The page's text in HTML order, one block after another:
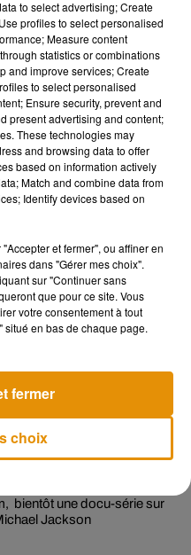
pas de remercier ses fans
Depp (@johnnydepp)
bientôt une docu-série sur
Jackson
to select advertising; Create
profiles to select personalised
Measure content
statistics or combinations
and improve services; Create
to select personalised
Ensure security, prevent and
present advertising and content;
These technologies may
and browsing data to offer
based on information actively
Match and combine data from
Identify devices based on
et fermer", ou affiner en
dans "Gérer mes choix".
sur "Continuer sans
que pour ce site. Vous
votre consentement à tout
en bas de chaque page.
choix
fermer